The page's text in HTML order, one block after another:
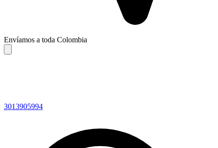
Envíamos a toda Colombia
3013905994